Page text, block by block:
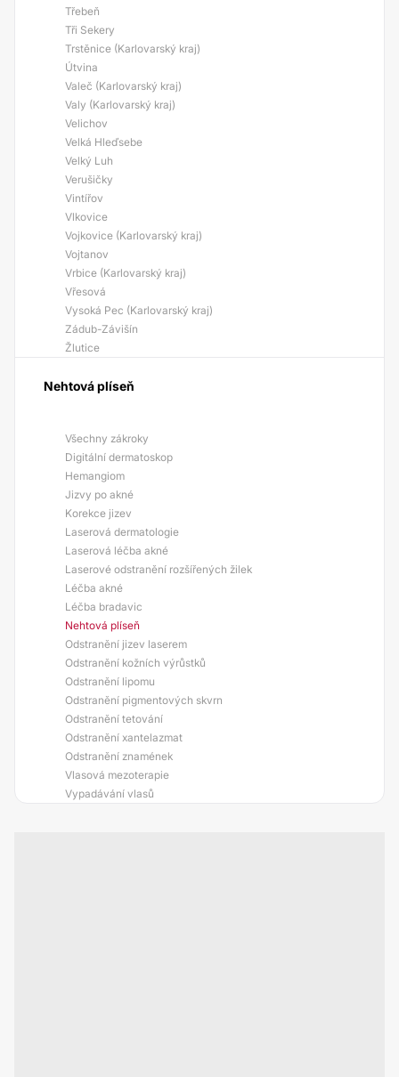
Třebeň
Tři Sekery
Trstěnice (Karlovarský kraj)
Útvina
Valeč (Karlovarský kraj)
Valy (Karlovarský kraj)
Velichov
Velká Hleďsebe
Velký Luh
Verušičky
Vintířov
Vlkovice
Vojkovice (Karlovarský kraj)
Vojtanov
Vrbice (Karlovarský kraj)
Vřesová
Vysoká Pec (Karlovarský kraj)
Zádub-Závišín
Žlutice
Nehtová plíseň
Všechny zákroky
Digitální dermatoskop
Hemangiom
Jizvy po akné
Korekce jizev
Laserová dermatologie
Laserová léčba akné
Laserové odstranění rozšířených žilek
Léčba akné
Léčba bradavic
Nehtová plíseň
Odstranění jizev laserem
Odstranění kožních výrůstků
Odstranění lipomu
Odstranění pigmentových skvrn
Odstranění tetování
Odstranění xantelazmat
Odstranění znamének
Vlasová mezoterapie
Vypadávání vlasů